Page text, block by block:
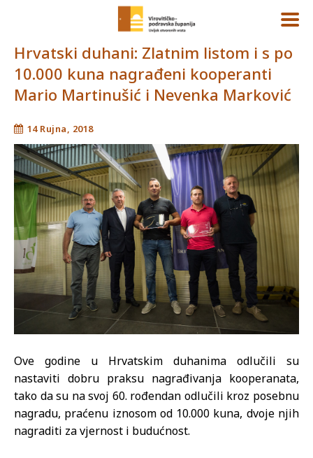
Hrvatski duhani: Zlatnim listom i s po
10.000 kuna nagrađeni kooperanti
Mario Martinušić i Nevenka Marković
14 Rujna, 2018
Ove godine u Hrvatskim duhanima odlučili su
nastaviti dobru praksu nagrađivanja kooperanata,
tako da su na svoj 60. rođendan odlučili kroz posebnu
nagradu, praćenu iznosom od 10.000 kuna, dvoje njih
nagraditi za vjernost i budućnost.